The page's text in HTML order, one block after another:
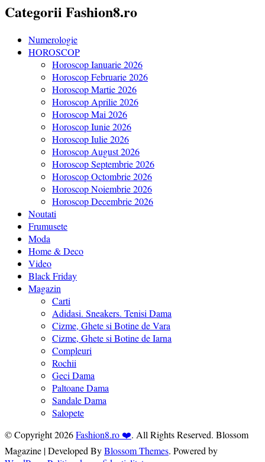
Categorii Fashion8.ro
Numerologie
HOROSCOP
Horoscop Ianuarie 2026
Horoscop Februarie 2026
Horoscop Martie 2026
Horoscop Aprilie 2026
Horoscop Mai 2026
Horoscop Iunie 2026
Horoscop Iulie 2026
Horoscop August 2026
Horoscop Septembrie 2026
Horoscop Octombrie 2026
Horoscop Noiembrie 2026
Horoscop Decembrie 2026
Noutati
Frumusete
Moda
Home & Deco
Video
Black Friday
Magazin
Carti
Adidasi. Sneakers. Tenisi Dama
Cizme, Ghete si Botine de Vara
Cizme, Ghete si Botine de Iarna
Compleuri
Rochii
Geci Dama
Paltoane Dama
Sandale Dama
Salopete
© Copyright 2026Fashion8.ro ❤️. All Rights Reserved. Blossom
Magazine | Developed ByBlossom Themes. Powered by